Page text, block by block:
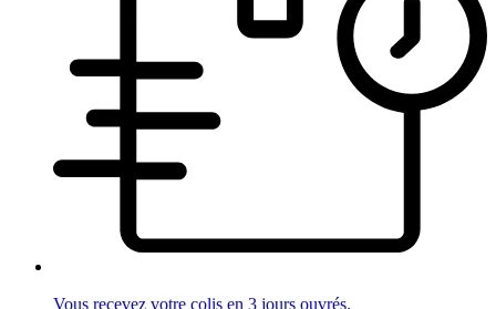
Vous recevez votre colis en 3 jours ouvrés.